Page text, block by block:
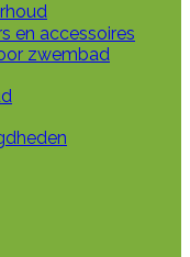
en accessoires
zwembad